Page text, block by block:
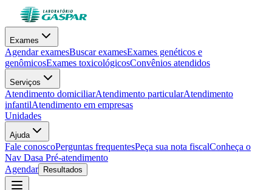
Exames
Agendar examesBuscar examesExames genéticos e
genômicosExames toxicológicosConvênios atendidos
Serviços
Atendimento domiciliarAtendimento particularAtendimento
infantilAtendimento em empresas
Unidades
Ajuda
Fale conoscoPerguntas frequentesPeça sua nota fiscalConheça o
Nav Dasa Pré-atendimento
Agendar
Resultados